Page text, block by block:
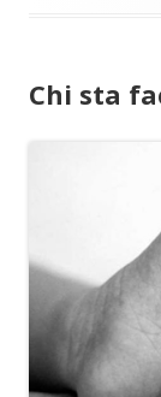
Chi sta